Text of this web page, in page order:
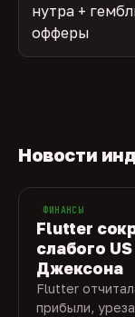
нутра +
офферы
Новости
ФИНАНСЫ
Flutter
слабого
Джексона
Flutter
прибыли,